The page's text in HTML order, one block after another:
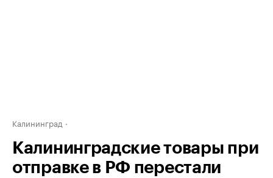
Калининград
Калининградские товары при
отправке в РФ перестали